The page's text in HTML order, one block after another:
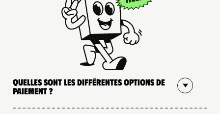
Quelles sont les différentes options de
paiement ?